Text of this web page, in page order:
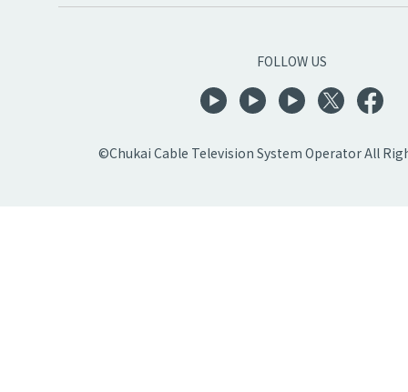
FOLLOW US
©Chukai Cable Television System Operator All